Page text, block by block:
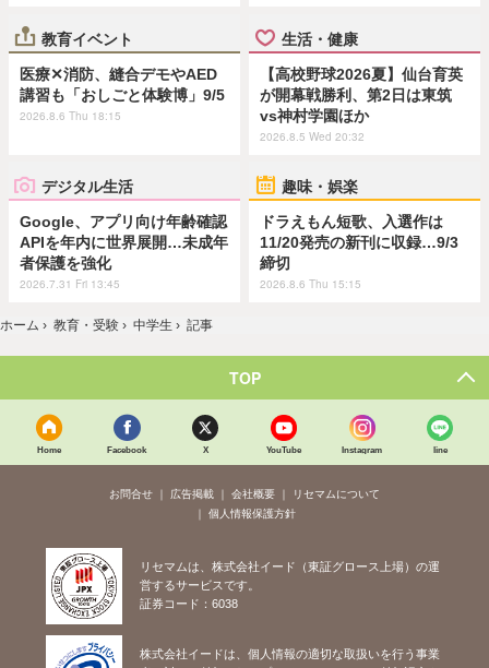
教育イベント
医療✕消防、縫合デモやAED
講習も「おしごと体験博」9/5
2026.8.6 Thu 18:15
生活・健康
【高校野球2026夏】仙台育英
が開幕戦勝利、第2日は東筑
vs神村学園ほか
2026.8.5 Wed 20:32
デジタル生活
Google、アプリ向け年齢確認
APIを年内に世界展開…未成年
者保護を強化
2026.7.31 Fri 13:45
趣味・娯楽
ドラえもん短歌、入選作は
11/20発売の新刊に収録…9/3
締切
2026.8.6 Thu 15:15
ホーム › 教育・受験 › 中学生 › 記事
TOP
Home Facebook X YouTube Instagram line
お問合せ 広告掲載 会社概要
リセマムについて
個人情報保護方針
リセマムは、株式会社イード（東証グロース上場）の運
営するサービスです。
証券コード：6038
株式会社イードは、個人情報の適切な取扱いを行う事業